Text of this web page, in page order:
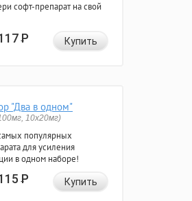
софт-препарат на свой
Р Купить
"Два в одном"
10x20мг)
популярных
для усиления
в одном наборе!
Р Купить